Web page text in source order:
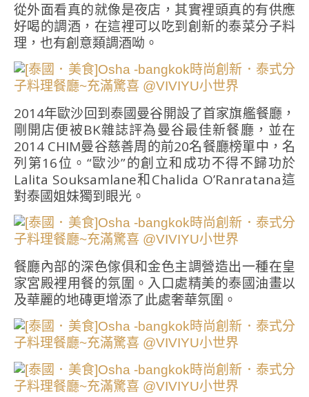
從外面看真的就像是夜店，其實裡頭真的有供應
好喝的調酒，在這裡可以吃到創新的泰菜分子料
理，也有創意類調酒呦。
2014年歐沙回到泰國曼谷開設了首家旗艦餐廳，
剛開店便被BK雜誌評為曼谷最佳新餐廳，並在
2014 CHIM曼谷慈善周的前20名餐廳榜單中，名
列第16位。“歐沙”的創立和成功不得不歸功於
Lalita Souksamlane和Chalida O’Ranratana這
對泰國姐妹獨到眼光。
餐廳內部的深色傢俱和金色主調營造出一種在皇
家宮殿裡用餐的氛圍。入口處精美的泰國油畫以
及華麗的地磚更增添了此處奢華氛圍。